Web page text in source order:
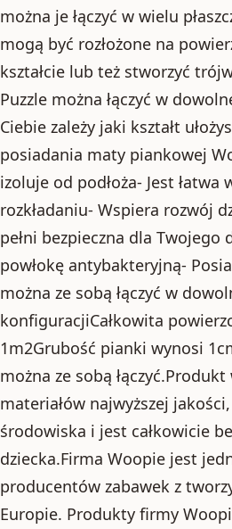
można je łączyć w wielu
mogą być rozłożone na
kształcie lub też stworzyć
Puzzle można łączyć w
Ciebie zależy jaki kształt
posiadania maty piankowej
izoluje od podłoża- Jest łatwa
rozkładaniu- Wspiera rozwój
pełni bezpieczna dla Twojego
powłokę antybakteryjną-
można ze sobą łączyć w
konfiguracjiCałkowita
1m2Grubość pianki wynosi
można ze sobą
materiałów najwyższej
środowiska i jest całkowicie
dziecka.Firma Woopie jest
producentów zabawek z
Europie. Produkty firmy